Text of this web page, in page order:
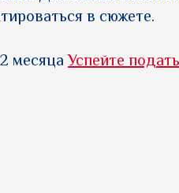
в сюжете.
месяцаУспейте